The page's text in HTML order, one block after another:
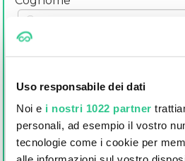
Uso responsabile dei dati
Noi e i nostri 1022 partner
personali, ad esempio il vostro
tecnologie come i cookie per
E-mail
Numero di telefono
CAP